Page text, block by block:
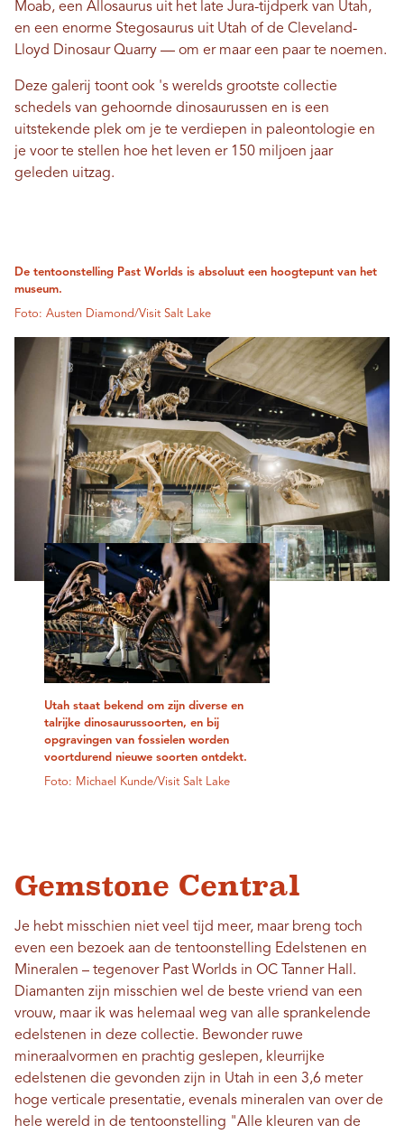
Moab, een Allosaurus uit het late Jura-tijdperk van Utah,
en een enorme Stegosaurus uit Utah of de Cleveland-
Lloyd Dinosaur Quarry — om er maar een paar te noemen.
Deze galerij toont ook 's werelds grootste collectie
schedels van gehoornde dinosaurussen en is een
uitstekende plek om je te verdiepen in paleontologie en
je voor te stellen hoe het leven er 150 miljoen jaar
geleden uitzag.
Utah staat bekend om zijn diverse en
talrijke dinosaurussoorten, en bij
opgravingen van fossielen worden
voortdurend nieuwe soorten ontdekt.
Foto: Michael Kunde/Visit Salt Lake
De tentoonstelling Past Worlds is absoluut een hoogtepunt van het
museum.
Foto: Austen Diamond/Visit Salt Lake
Gemstone Central
Je hebt misschien niet veel tijd meer, maar breng toch
even een bezoek aan de tentoonstelling Edelstenen en
Mineralen – tegenover Past Worlds in OC Tanner Hall.
Diamanten zijn misschien wel de beste vriend van een
vrouw, maar ik was helemaal weg van alle sprankelende
edelstenen in deze collectie. Bewonder ruwe
mineraalvormen en prachtig geslepen, kleurrijke
edelstenen die gevonden zijn in Utah in een 3,6 meter
hoge verticale presentatie, evenals mineralen van over de
hele wereld in de tentoonstelling "Alle kleuren van de